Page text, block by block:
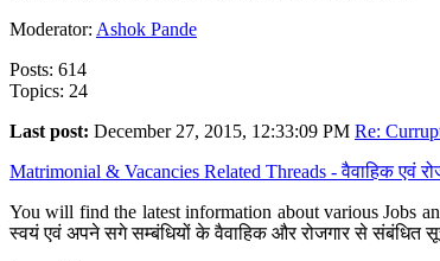
Moderator: Ashok Pande
Posts: 614
Topics: 24
Last post: December 27, 2015, 12:33:09 PM Re:
Matrimonial & Vacancies Related Threads - वैवाहिक एवं
You will find the latest information about various Jobs
स्वयं एवं अपने सगे सम्बंधियों के वैवाहिक और रोजगार से संबंधित